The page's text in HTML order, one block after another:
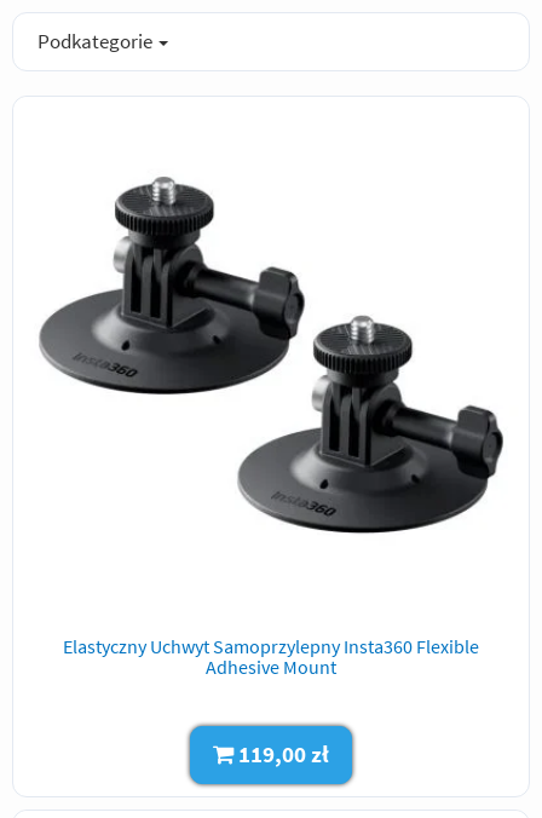
Podkategorie
Elastyczny Uchwyt Samoprzylepny Insta360 Flexible
Adhesive Mount
119,00 zł